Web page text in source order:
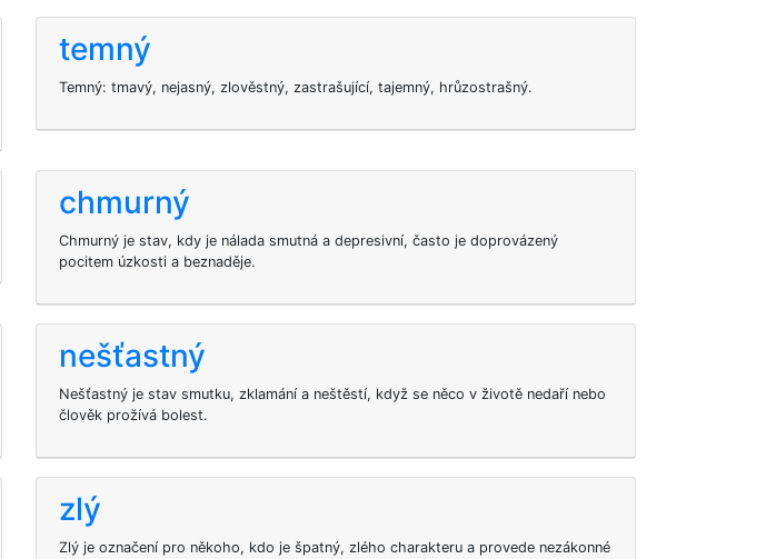
temný
Temný: tmavý, nejasný, zlověstný, zastrašující, tajemný, hrůzostrašný.
chmurný
Chmurný je stav, kdy je nálada smutná a depresivní, často je doprovázený
pocitem úzkosti a beznaděje.
nešťastný
Nešťastný je stav smutku, zklamání a neštěstí, když se něco v životě nedaří nebo
člověk prožívá bolest.
zlý
Zlý je označení pro někoho, kdo je špatný, zlého charakteru a provede nezákonné